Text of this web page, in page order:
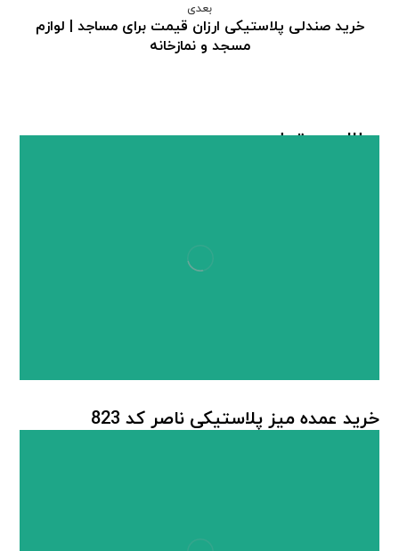
بعدی
خرید صندلی پلاستیکی ارزان قیمت برای مساجد | لوازم
مسجد و نمازخانه
مطالب مرتبط ...
خرید عمده میز پلاستیکی ناصر کد 823